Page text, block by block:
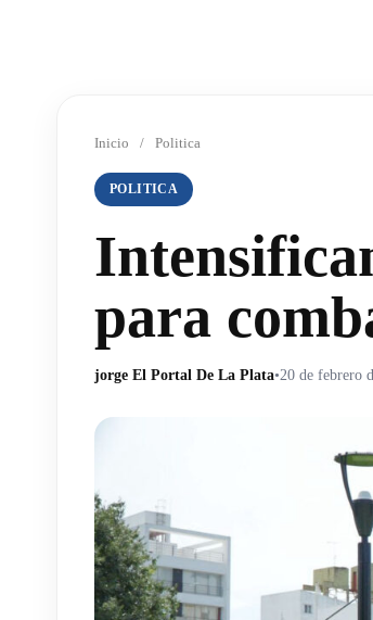
Inicio / Politica
POLITICA
para
jorge El Portal De La Plata•20 de febrero